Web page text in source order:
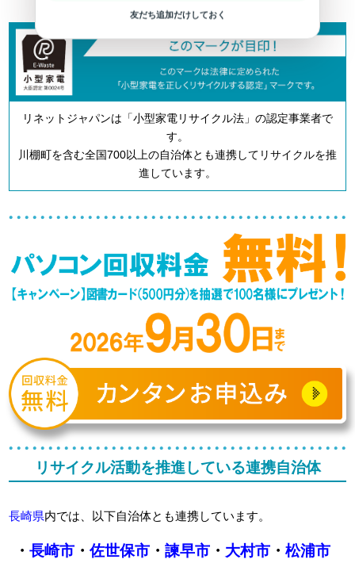
リネットジャパンは「小型家電リサイクル法」の認定事業者で
す。
川棚町を含む全国700以上の自治体とも連携してリサイクルを推
進しています。
リサイクル活動を推進している連携自治体
長崎県内では、以下自治体とも連携しています。
・ 長崎市・ 佐世保市・ 諫早市・ 大村市・ 松浦市
友だち追加だけしておく